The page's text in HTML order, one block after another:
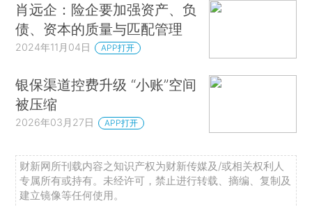
肖远企：险企要加强资产、负
债、资本的质量与匹配管理
2024年11月04日 APP打开
银保渠道控费升级 “小账”空间
被压缩
2026年03月27日 APP打开
财新网所刊载内容之知识产权为财新传媒及/或相关权利人
专属所有或持有。未经许可，禁止进行转载、摘编、复制及
建立镜像等任何使用。